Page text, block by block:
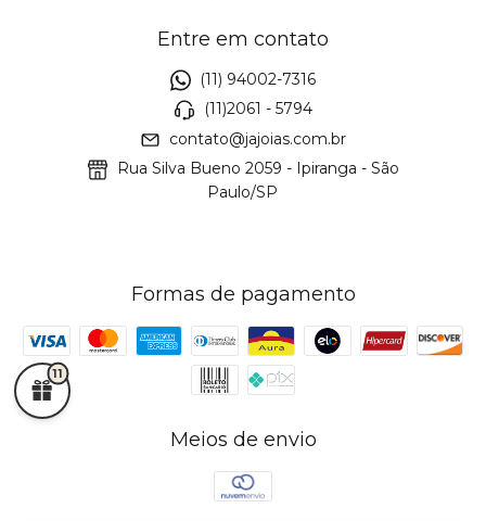
Entre em contato
(11) 94002-7316
(11)2061 - 5794
contato@jajoias.com.br
Rua Silva Bueno 2059 - Ipiranga - São
Paulo/SP
Formas de pagamento
Meios de envio
11